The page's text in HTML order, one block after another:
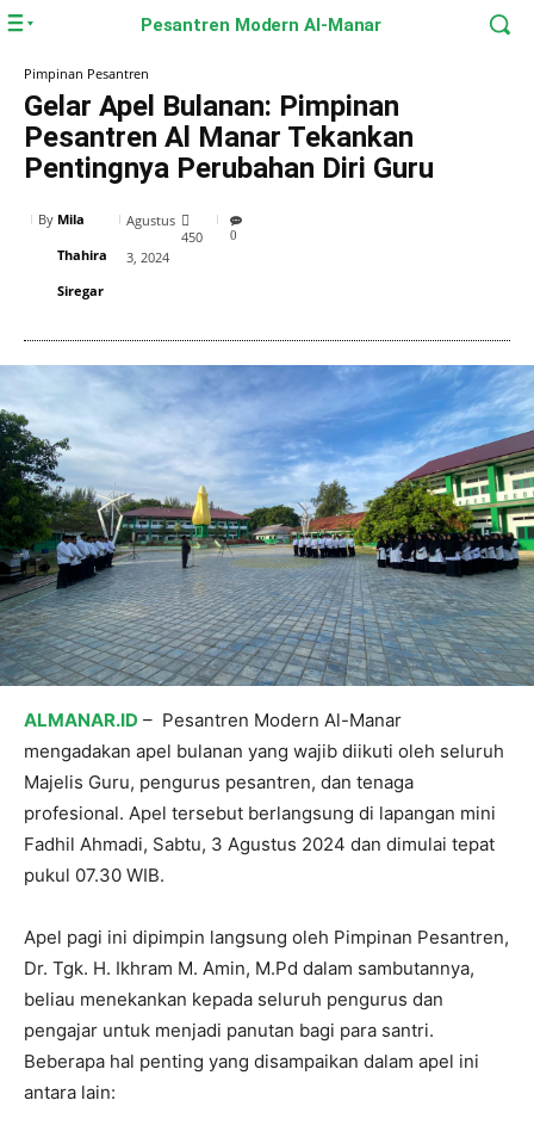
Pesantren Modern Al-Manar
Pimpinan Pesantren
Gelar Apel Bulanan: Pimpinan
Pesantren Al Manar Tekankan
Pentingnya Perubahan Diri Guru
By Mila
Thahira
Siregar
Agustus
3, 2024
450 0
ALMANAR.ID – Pesantren Modern Al-Manar
mengadakan apel bulanan yang wajib diikuti oleh seluruh
Majelis Guru, pengurus pesantren, dan tenaga
profesional. Apel tersebut berlangsung di lapangan mini
Fadhil Ahmadi, Sabtu, 3 Agustus 2024 dan dimulai tepat
pukul 07.30 WIB.
Apel pagi ini dipimpin langsung oleh Pimpinan Pesantren,
Dr. Tgk. H. Ikhram M. Amin, M.Pd dalam sambutannya,
beliau menekankan kepada seluruh pengurus dan
pengajar untuk menjadi panutan bagi para santri.
Beberapa hal penting yang disampaikan dalam apel ini
antara lain: